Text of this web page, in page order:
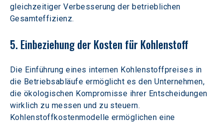
gleichzeitiger Verbesserung der betrieblichen
Gesamteffizienz.
5. Einbeziehung der Kosten für Kohlenstoff
Die Einführung eines internen Kohlenstoffpreises in
die Betriebsabläufe ermöglicht es den Unternehmen,
die ökologischen Kompromisse ihrer Entscheidungen
wirklich zu messen und zu steuern.
Kohlenstoffkostenmodelle ermöglichen eine